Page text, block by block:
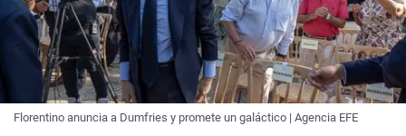
Florentino anuncia a Dumfries y promete un galáctico | Agencia EFE